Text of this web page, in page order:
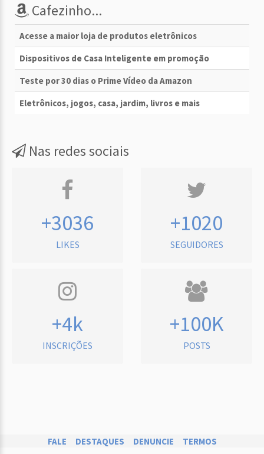
Cafezinho...
Acesse a maior loja de produtos eletrônicos
Dispositivos de Casa Inteligente em promoção
Teste por 30 dias o Prime Vídeo da Amazon
Eletrônicos, jogos, casa, jardim, livros e mais
Nas redes sociais
+3036
LIKES
+1020
SEGUIDORES
+4k
INSCRIÇÕES
+100K
POSTS
FALE DESTAQUES DENUNCIE TERMOS